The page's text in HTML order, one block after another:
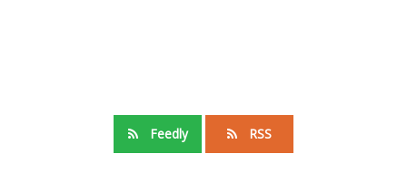
Feedly RSS